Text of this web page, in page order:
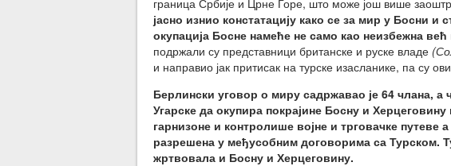
граница Србије и Црне Горе, што може још више
јасно изнио констатацију како се за мир у Босни и
окупација Босне намеће не само као неизбежна већ
подржали су представници британске и руске владе
и направио јак притисак на турске изасланике, па су
Берлински уговор о миру садржавао је 64 члана,
Угарске да окупира покрајине Босну и
гарнизоне и контролише војне и трговачке путеве
разрешена у међусобним договорима са Турском.
жртвовала и Босну и Херцеговину.